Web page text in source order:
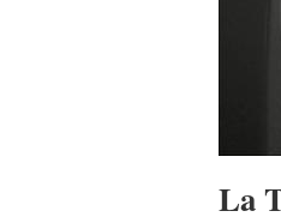
La